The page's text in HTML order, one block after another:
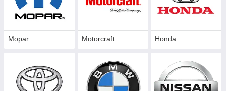
Mopar Motorcraft Honda